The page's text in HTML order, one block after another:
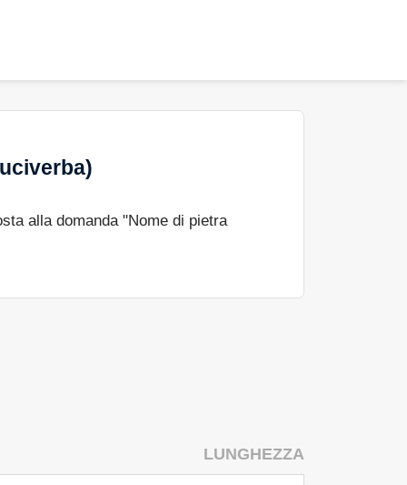
alla domanda "Nome di pietra
LUNGHEZZA